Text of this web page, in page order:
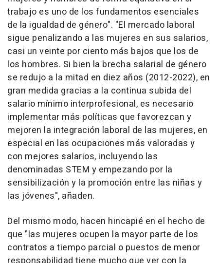
trabajo es uno de los fundamentos esenciales
de la igualdad de género". "El mercado laboral
sigue penalizando a las mujeres en sus salarios,
casi un veinte por ciento más bajos que los de
los hombres. Si bien la brecha salarial de género
se redujo a la mitad en diez años (2012-2022), en
gran medida gracias a la continua subida del
salario mínimo interprofesional, es necesario
implementar más políticas que favorezcan y
mejoren la integración laboral de las mujeres, en
especial en las ocupaciones más valoradas y
con mejores salarios, incluyendo las
denominadas STEM y empezando por la
sensibilización y la promoción entre las niñas y
las jóvenes", añaden.
Del mismo modo, hacen hincapié en el hecho de
que "las mujeres ocupen la mayor parte de los
contratos a tiempo parcial o puestos de menor